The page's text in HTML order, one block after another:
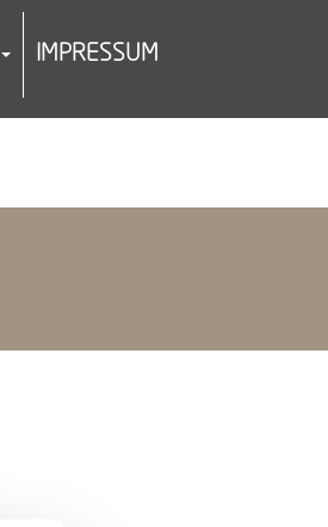
IMPRESSUM